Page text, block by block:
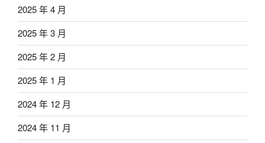
2025 年 4 月
2025 年 3 月
2025 年 2 月
2025 年 1 月
2024 年 12 月
2024 年 11 月